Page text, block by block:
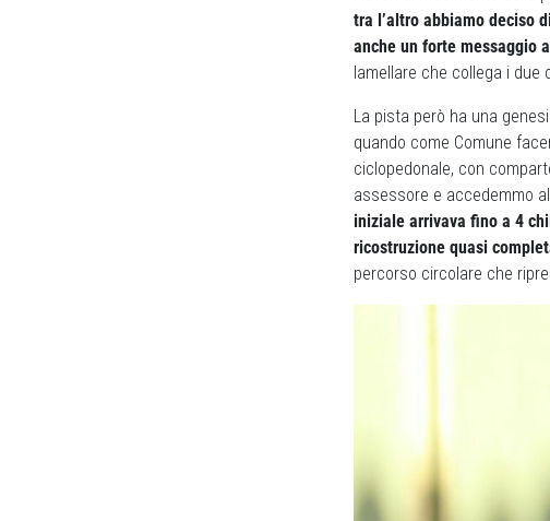
tra l’altro abbiamo deciso
anche un forte messaggio
lamellare che collega i due
La pista però ha una
quando come Comune
ciclopedonale, con
assessore e accedemmo
iniziale arrivava fino a 4
ricostruzione quasi
percorso circolare che